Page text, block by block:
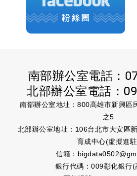
南部辦公室電話：
北部辦公室電話：
南部辦公室地址：800高雄市新興區
之5
北部辦公室地址：106台北市大安區
育成中心(虛擬進
信箱：
銀行代碼：009彰化銀行(